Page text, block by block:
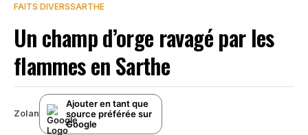
FAITS DIVERSSARTHE
Un champ d’orge ravagé par les
flammes en Sarthe
Zolan
Ajouter en tant que
source préférée sur
Google